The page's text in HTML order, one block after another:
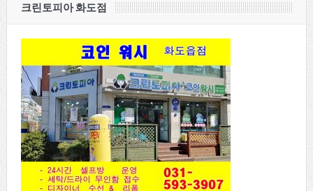
크린토피아 화도점